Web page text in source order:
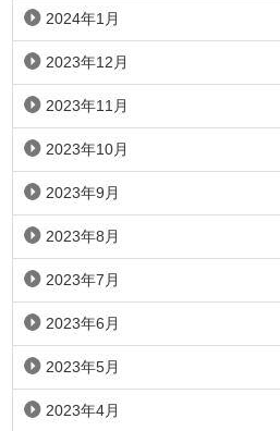
2024年1月
2023年12月
2023年11月
2023年10月
2023年9月
2023年8月
2023年7月
2023年6月
2023年5月
2023年4月